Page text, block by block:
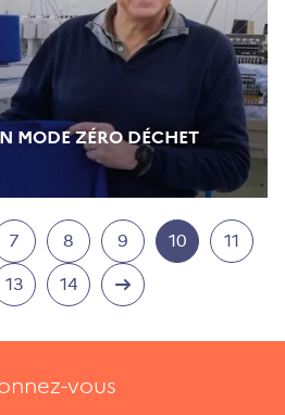
MODE ZÉRO DÉCHET
7 8 9 10 11
13 14
vous